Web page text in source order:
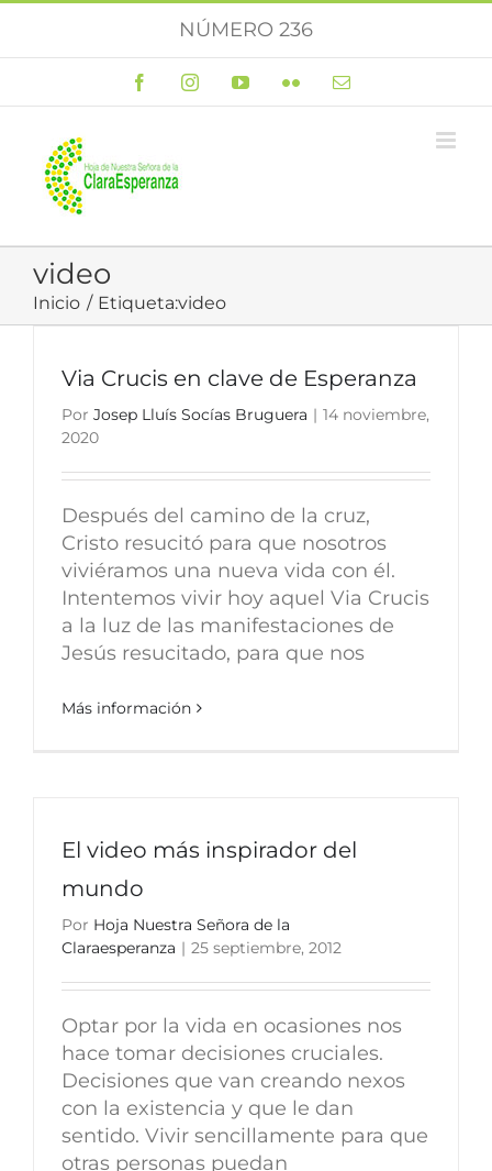
NÚMERO 236
FacebookInstagramYouTubeFlickr Correo
video
Inicio Etiqueta:video
Via Crucis en clave de Esperanza
Por Josep Lluís Socías Bruguera | 14 noviembre,
2020
Después del camino de la cruz,
Cristo resucitó para que nosotros
viviéramos una nueva vida con él.
Intentemos vivir hoy aquel Via Crucis
a la luz de las manifestaciones de
Jesús resucitado, para que nos
Más información
El video más inspirador del
mundo
Por Hoja Nuestra Señora de la
Claraesperanza | 25 septiembre, 2012
Optar por la vida en ocasiones nos
hace tomar decisiones cruciales.
Decisiones que van creando nexos
con la existencia y que le dan
sentido. Vivir sencillamente para que
otras personas puedan